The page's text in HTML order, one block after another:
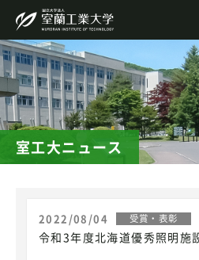
室工大ニュース
2022/08/04 受賞・表彰
令和3年度北海道優秀照明施